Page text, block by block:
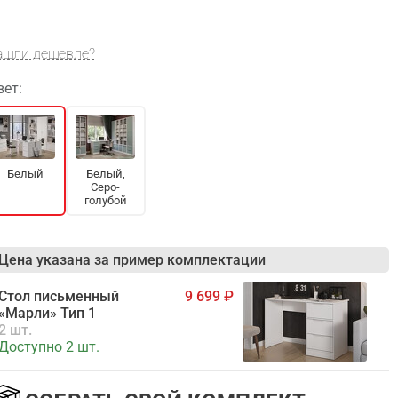
дешевле?
Белый
Белый,
Серо-
голубой
указана за пример комплектации
письменный
Тип 1
шт.
2 шт.
9 699